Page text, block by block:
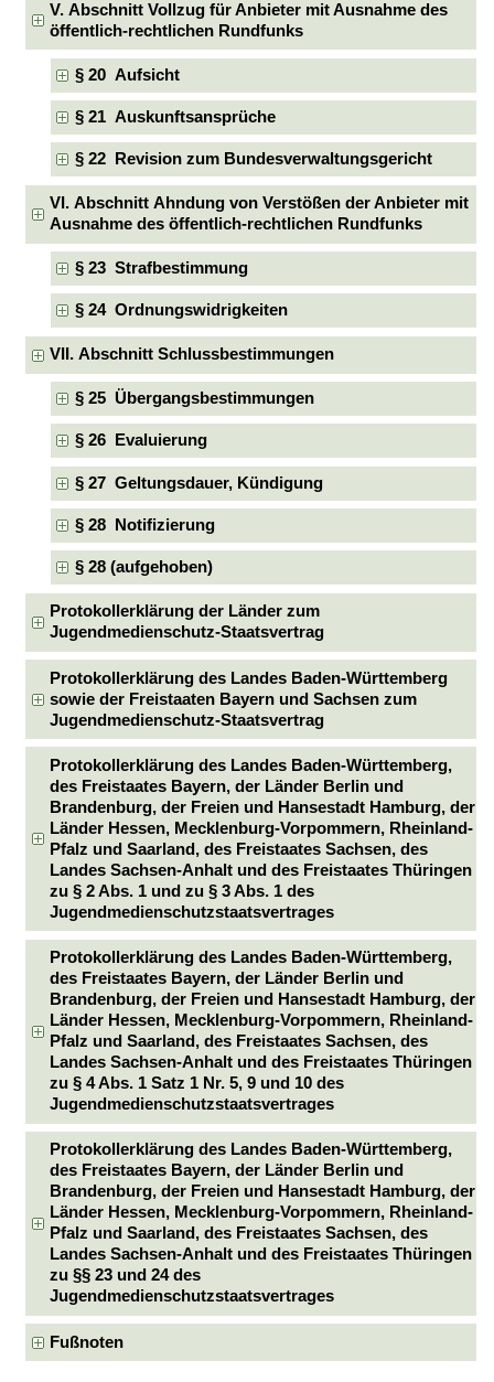
V. Abschnitt Vollzug für Anbieter mit Ausnahme des
öffentlich-rechtlichen Rundfunks
§ 20 Aufsicht
§ 21 Auskunftsansprüche
§ 22 Revision zum Bundesverwaltungsgericht
VI. Abschnitt Ahndung von Verstößen der Anbieter mit
Ausnahme des öffentlich-rechtlichen Rundfunks
§ 23 Strafbestimmung
§ 24 Ordnungswidrigkeiten
VII. Abschnitt Schlussbestimmungen
§ 25 Übergangsbestimmungen
§ 26 Evaluierung
§ 27 Geltungsdauer, Kündigung
§ 28 Notifizierung
§ 28 (aufgehoben)
Protokollerklärung der Länder zum
Jugendmedienschutz-Staatsvertrag
Protokollerklärung des Landes Baden-Württemberg
sowie der Freistaaten Bayern und Sachsen zum
Jugendmedienschutz-Staatsvertrag
Protokollerklärung des Landes Baden-Württemberg,
des Freistaates Bayern, der Länder Berlin und
Brandenburg, der Freien und Hansestadt Hamburg, der
Länder Hessen, Mecklenburg-Vorpommern, Rheinland-
Pfalz und Saarland, des Freistaates Sachsen, des
Landes Sachsen-Anhalt und des Freistaates Thüringen
zu § 2 Abs. 1 und zu § 3 Abs. 1 des
Jugendmedienschutzstaatsvertrages
Protokollerklärung des Landes Baden-Württemberg,
des Freistaates Bayern, der Länder Berlin und
Brandenburg, der Freien und Hansestadt Hamburg, der
Länder Hessen, Mecklenburg-Vorpommern, Rheinland-
Pfalz und Saarland, des Freistaates Sachsen, des
Landes Sachsen-Anhalt und des Freistaates Thüringen
zu § 4 Abs. 1 Satz 1 Nr. 5, 9 und 10 des
Jugendmedienschutzstaatsvertrages
Protokollerklärung des Landes Baden-Württemberg,
des Freistaates Bayern, der Länder Berlin und
Brandenburg, der Freien und Hansestadt Hamburg, der
Länder Hessen, Mecklenburg-Vorpommern, Rheinland-
Pfalz und Saarland, des Freistaates Sachsen, des
Landes Sachsen-Anhalt und des Freistaates Thüringen
zu §§ 23 und 24 des
Jugendmedienschutzstaatsvertrages
Fußnoten